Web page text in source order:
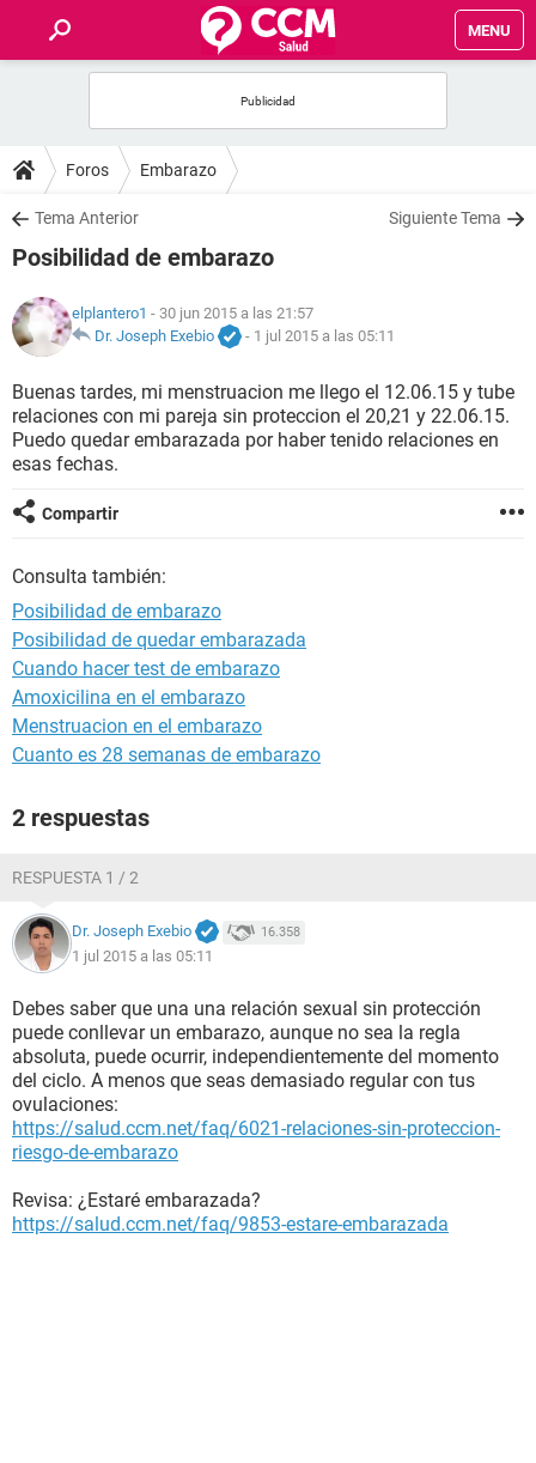
MENU
FOROS
SALUD
NUTRICIÓN
BIENESTAR
SEXUALIDAD
GLOSARIO
Foros Embarazo
Tema Anterior Siguiente Tema
Posibilidad de embarazo
elplantero1 - 30 jun 2015 a las 21:57
Dr. Joseph Exebio
- 1 jul 2015 a las 05:11
Buenas tardes, mi menstruacion me llego el 12.06.15 y tube
relaciones con mi pareja sin proteccion el 20,21 y 22.06.15.
Puedo quedar embarazada por haber tenido relaciones en
esas fechas.
Compartir
Consulta también:
Posibilidad de embarazo
Posibilidad de quedar embarazada
Cuando hacer test de embarazo
Amoxicilina en el embarazo
Menstruacion en el embarazo
Cuanto es 28 semanas de embarazo
2 respuestas
RESPUESTA 1 / 2
Dr. Joseph Exebio 16.358
1 jul 2015 a las 05:11
Debes saber que una una relación sexual sin protección
puede conllevar un embarazo, aunque no sea la regla
absoluta, puede ocurrir, independientemente del momento
del ciclo. A menos que seas demasiado regular con tus
ovulaciones:
https://salud.ccm.net/faq/6021-relaciones-sin-proteccion-
riesgo-de-embarazo
Revisa: ¿Estaré embarazada?
https://salud.ccm.net/faq/9853-estare-embarazada